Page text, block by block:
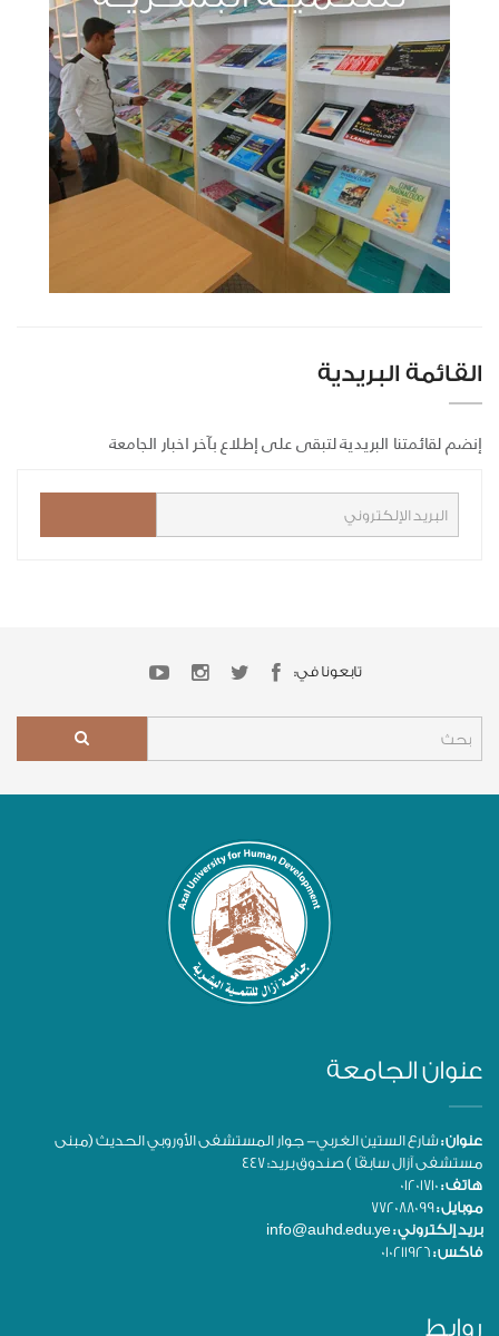
القائمة البريدية
إنضم لقائمتنا البريدية لتبقى على إطلاع بآخر اخبار الجامعة
تابعونا في:
عنوان الجامعة
عنوان :شارع الستين الغربي- جوار المستشفى الأوروبي الحديث (مبنى
مستشفى آزال سابقًا ) صندوق بريد: 447
هاتف :
موبايل :
بريد إلكتروني :
فاكس :
روابط